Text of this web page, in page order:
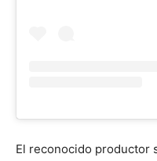
El reconocido productor